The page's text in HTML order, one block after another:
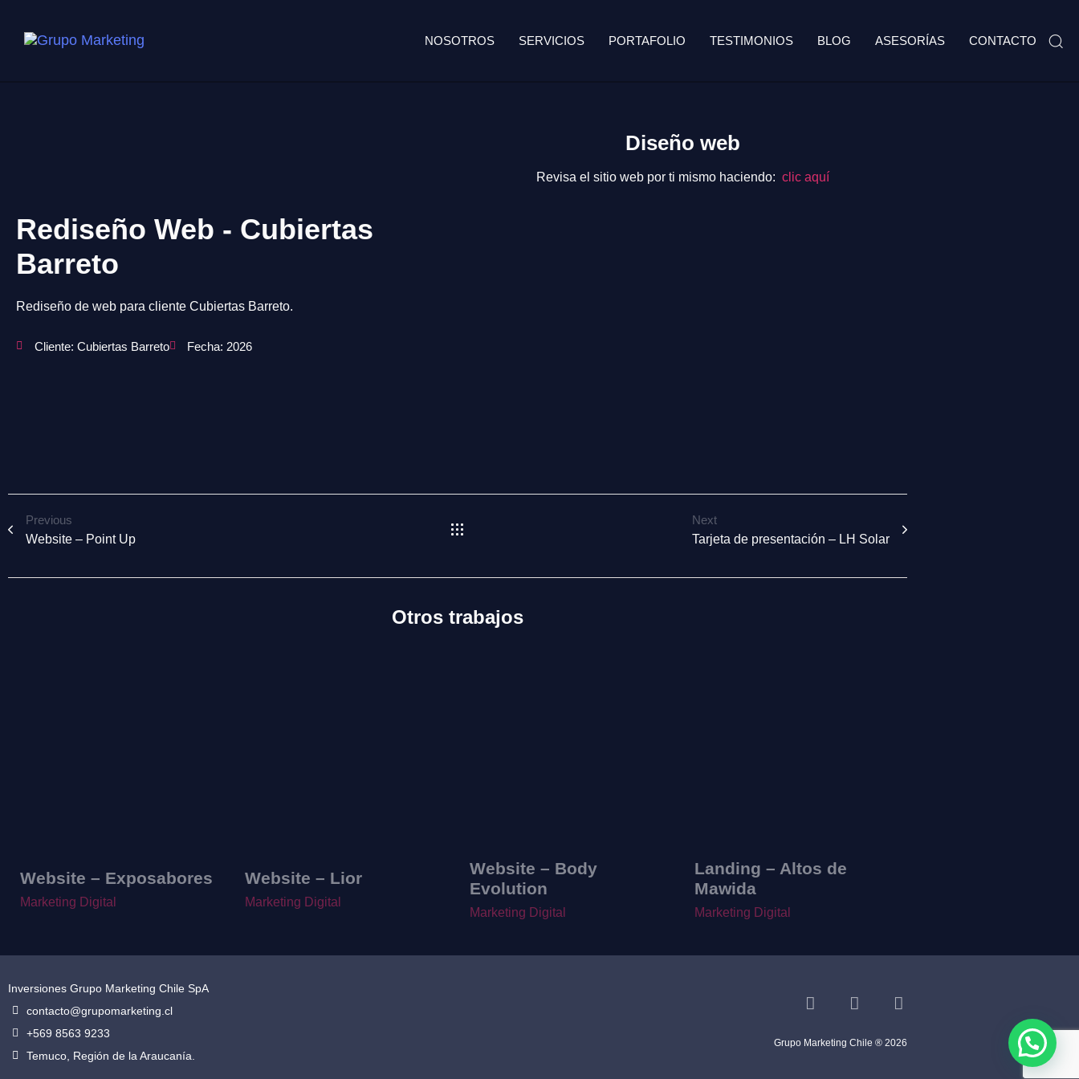
NOSOTROS SERVICIOS PORTAFOLIO TESTIMONIOS BLOG ASESORÍAS CONTACTO
Rediseño Web - Cubiertas
Barreto
Rediseño de web para cliente Cubiertas Barreto.
Cliente: Cubiertas Barreto Fecha: 2026
Diseño web
Revisa el sitio web por ti mismo haciendo: clic aquí
Previous
Website – Point Up
Next
Tarjeta de presentación – LH Solar
Otros trabajos
Website – Exposabores
Marketing Digital
Website – Lior
Marketing Digital
Website – Body
Evolution
Marketing Digital
Landing – Altos de
Mawida
Marketing Digital
Inversiones Grupo Marketing Chile SpA
contacto@grupomarketing.cl
+569 8563 9233
Temuco, Región de la Araucanía.
Grupo Marketing Chile ® 2026